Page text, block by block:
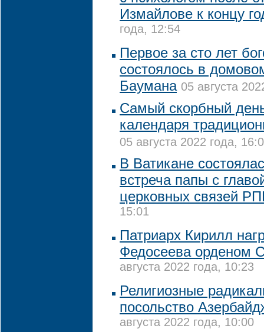
Измайлове к концу
года, 12:54
Первое за сто лет
состоялось в
Баумана 05 августа
Самый скорбный
календаря
05 августа 2022 года,
В Ватикане
встреча папы с
церковных связей
15:01
Патриарх Кирилл
Федосеева орденом
августа 2022 года, 10:23
Религиозные
посольство
августа 2022 года, 10:00